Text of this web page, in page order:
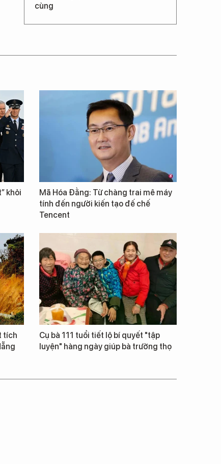
cùng
khỏi
Mã Hóa Đằng: Từ chàng trai mê máy
tính đến người kiến tạo đế chế
Tencent
tích
Cụ bà 111 tuổi tiết lộ bí quyết "tập
luyện" hàng ngày giúp bà trường thọ